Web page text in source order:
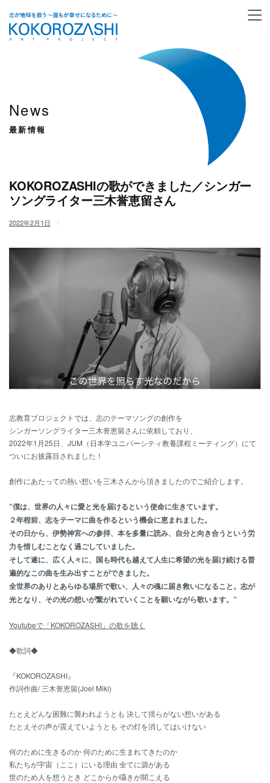
News
最新情報
KOKOROZASHIの歌ができました／シンガー
ソングライター三木誉恵留さん
2022年2月1日 /
志教育プロジェクトでは、志のテーマソングの創作を
シンガーソングライター三木誉恵留さんに依頼しており、
2022年1月25日、JUM（日本学ユニバーシティ教養課程ミーティング）にて
ついにお披露目されました！
創作にあたっての熱い想いを三木さんから頂きましたのでご紹介します。
”僕は、世界の人々に愛と光を届けるという使命に生きています。
２年程前、志をテーマに曲を作るという機会に恵まれました。
その日から、伊勢神宮への参拝、本を多量に読み、自分と向き合うという労
力を惜しむことなく過ごしていました。
そして遂に、広く人々に、国も時代も越えて人生に希望の光を届け続ける普
遍的なこの曲を生み出すことができました。
全世界のありとあらゆる場所で歌い、人々の魂に届き救いになること。志が
光となり、その光の想いが繋がれていくことを願いながら歌います。”
Youtubeで「KOKOROZASHI」の歌を聴く
◆歌詞◆
『KOKOROZASHI』
作詞作曲/ 三木誉恵留(Joel Miki)
たとえどんな困難に襲われようとも 決して揺らがない想いがある
たとえその声が震えていようとも その灯を消してはいけない
何のために生きるのか 何のために生まれてきたのか
私たちが宇宙（ここ）にいる理由 全てに源がある
世のため人を想うとき どこからか囁きが聞こえる